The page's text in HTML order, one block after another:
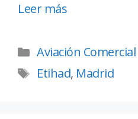
Leer más
Aviación Comercial
Etihad, Madrid